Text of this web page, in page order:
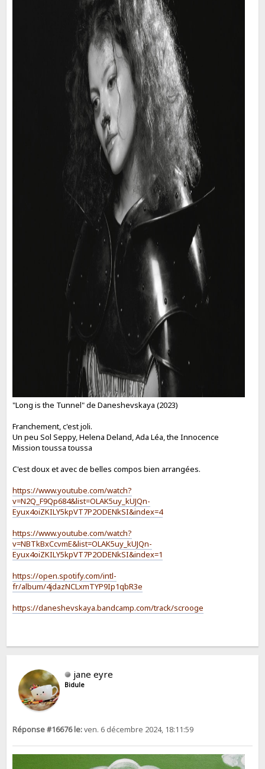
"Long is the Tunnel" de Daneshevskaya (2023)
Franchement, c'est joli.
Un peu Sol Seppy, Helena Deland, Ada Léa, the Innocence
Mission toussa toussa
C'est doux et avec de belles compos bien arrangées.
https://www.youtube.com/watch?
v=N2Q_F9Qp684&list=OLAK5uy_kUJQn-
Eyux4oiZKILY5kpVT7P2ODENkSI&index=4
https://www.youtube.com/watch?
v=NBTkBxCcvmE&list=OLAK5uy_kUJQn-
Eyux4oiZKILY5kpVT7P2ODENkSI&index=1
https://open.spotify.com/intl-
fr/album/4jdazNCLxmTYP9Ip1qbR3e
https://daneshevskaya.bandcamp.com/track/scrooge
jane eyre
Bidule
Réponse #16676 le:ven. 6 décembre 2024, 18:11:59